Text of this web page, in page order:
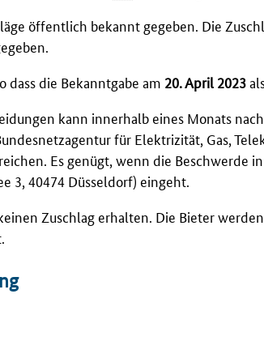
öffentlich bekannt gegeben. Die
dass die Bekanntgabe am 20. April 2023
kann innerhalb eines Monats
für Elektrizität, Gas,
Es genügt, wenn die Beschwerde
3, 40474 Düsseldorf) eingeht.
Zuschlag erhalten. Die Bieter